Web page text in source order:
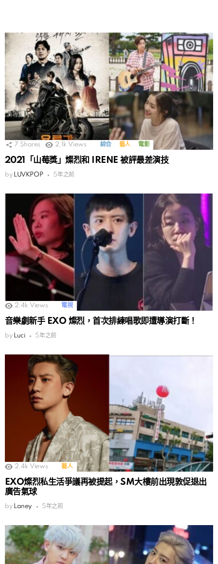
7 Shares 2.1k Views 綜合 藝人 電影
2021「山莓獎」燦烈和 IRENE 被評最差演技
by LUVKPOP 5年之前
2.4k Views 電視
音樂劇新手 EXO 燦烈，首次排練唱歌即遭導演打斷！
by Luci 5年之前
2.4k Views 藝人
EXO燦烈私生活爭議再被提起，SM大樓前出現敦促退出
廣告氣球
by Laney 5年之前